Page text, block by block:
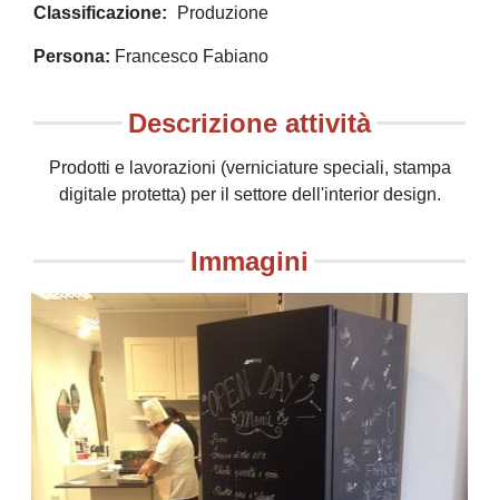
Classificazione Produzione
Persona Francesco Fabiano
Descrizione attività
Prodotti e lavorazioni (verniciature speciali, stampa
digitale protetta) per il settore dell'interior design.
Immagini